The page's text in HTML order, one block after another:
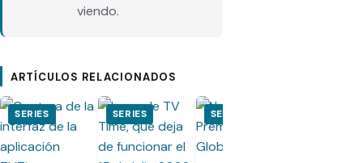
viendo.
ARTÍCULOS RELACIONADOS
SERIES SERIES SERIES